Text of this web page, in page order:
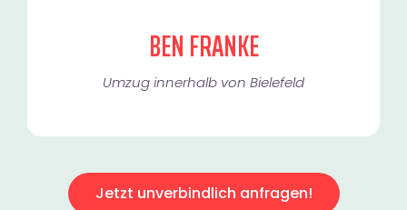
BEN FRANKE
Umzug innerhalb von Bielefeld​
Jetzt unverbindlich anfragen!